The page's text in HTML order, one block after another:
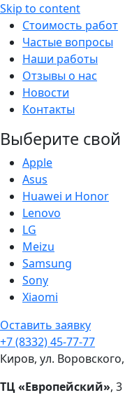
Skip to content
Стоимость работ
Частые вопросы
Наши работы
Отзывы о нас
Новости
Контакты
Выберите
Apple
Asus
Huawei и Honor
Lenovo
LG
Meizu
Samsung
Sony
Xiaomi
Оставить заявку
+7 (8332) 45-77-77
Киров, ул.
ТЦ «Европейский»,